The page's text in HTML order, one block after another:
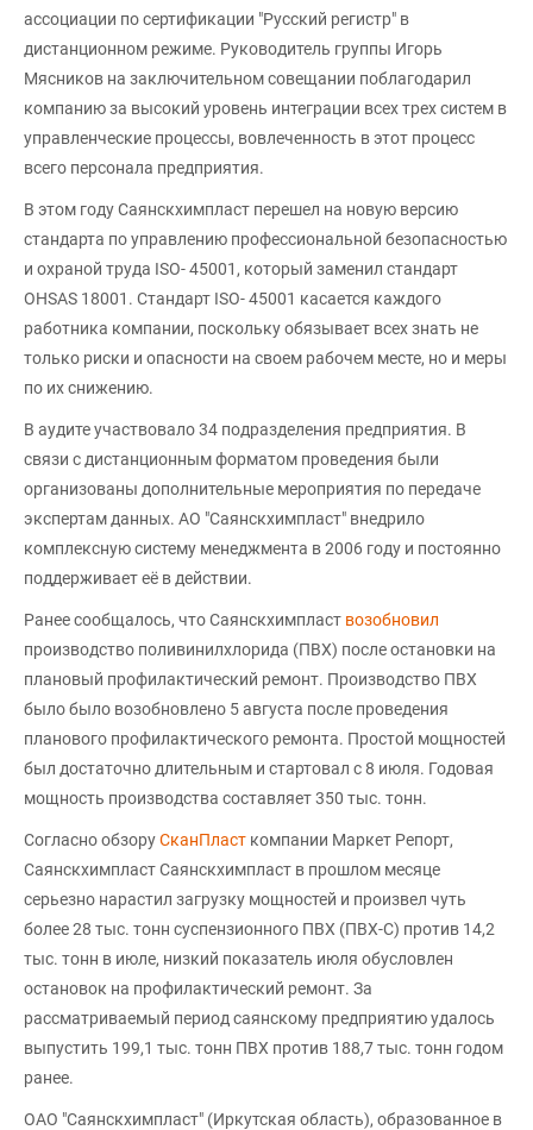
ассоциации по сертификации "Русский регистр" в
дистанционном режиме. Руководитель группы Игорь
Мясников на заключительном совещании поблагодарил
компанию за высокий уровень интеграции всех трех систем в
управленческие процессы, вовлеченность в этот процесс
всего персонала предприятия.
В этом году Саянскхимпласт перешел на новую версию
стандарта по управлению профессиональной безопасностью
и охраной труда ISO- 45001, который заменил стандарт
OHSAS 18001. Стандарт ISO- 45001 касается каждого
работника компании, поскольку обязывает всех знать не
только риски и опасности на своем рабочем месте, но и меры
по их снижению.
В аудите участвовало 34 подразделения предприятия. В
связи с дистанционным форматом проведения были
организованы дополнительные мероприятия по передаче
экспертам данных. АО "Саянскхимпласт" внедрило
комплексную систему менеджмента в 2006 году и постоянно
поддерживает её в действии.
Ранее сообщалось, что Саянскхимпласт возобновил
производство поливинилхлорида (ПВХ) после остановки на
плановый профилактический ремонт. Производство ПВХ
было было возобновлено 5 августа после проведения
планового профилактического ремонта. Простой мощностей
был достаточно длительным и стартовал с 8 июля. Годовая
мощность производства составляет 350 тыс. тонн.
Согласно обзоруСканПласт компании Маркет Репорт,
Саянскхимпласт Саянскхимпласт в прошлом месяце
серьезно нарастил загрузку мощностей и произвел чуть
более 28 тыс. тонн суспензионного ПВХ (ПВХ-С) против 14,2
тыс. тонн в июле, низкий показатель июля обусловлен
остановок на профилактический ремонт. За
рассматриваемый период саянскому предприятию удалось
выпустить 199,1 тыс. тонн ПВХ против 188,7 тыс. тонн годом
ранее.
ОАО "Саянскхимпласт" (Иркутская область), образованное в